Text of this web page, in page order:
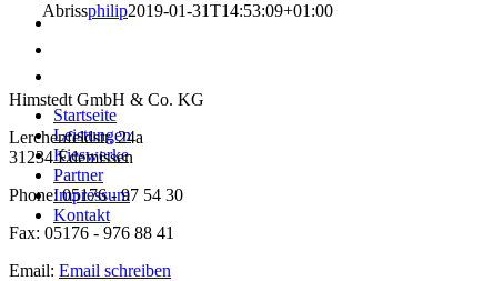
Partner
Startseite
Leistungen
Kieswerke
Partner
Impressum
Kontakt
Abrissphilip2019-01-31T14:53:09+01:00
Himstedt GmbH & Co. KG
Lerchenfeldstr. 24a
31234 Edemissen
Phone: 05176 - 97 54 30
Fax: 05176 - 976 88 41
Email: Email schreiben